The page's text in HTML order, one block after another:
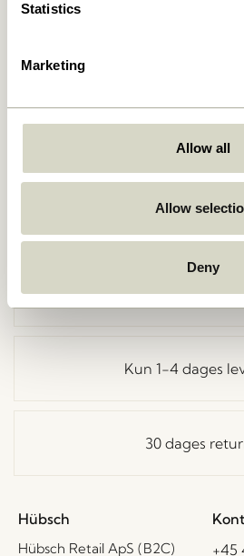
Statistics
Marketing
Allow all
Allow
Deny
Gå tilbage
Fri fragt ved køb over
Kun 1-4 dages
30 dages
Hübsch
Hübsch Retail ApS (B2C)
+45